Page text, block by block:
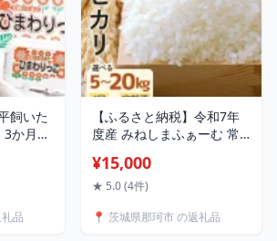
飼いた
か月定
高品
国産
黄身
品
【ふるさと納税】令和7年
度産 みねしまふぁーむ 常
リ 選べる 5kg 10kg 15kg
20kg 定期便 6か月 6ヶ月
肥料 米 精米 コシヒカリ米
¥15,000
★ 5.0 (4件)
📍 茨城県那珂市 の返礼品